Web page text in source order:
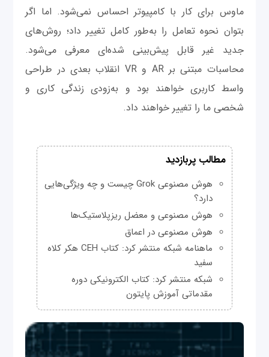
ماوس برای کار با کامپیوتر احساس نمی‌شود. اما اگر
بتوان نحوه تعامل را به‌طور کامل تغییر داد؛ روش‌های
جدید غیر قابل پیش‌بینی شده‌ای معرفی می‌شود.
محاسبات مبتنی بر AR و VR انقلاب بعدی در طراحی
واسط کاربری خواهند بود و به‌زودی زندگی کاری و
شخصی ما را تغییر خواهند داد.
مطالب پربازدید
هوش مصنوعی Grok چیست و چه ویژگی‌هایی
دارد؟
هوش مصنوعی و معضل ریزپلاستیک‌ها
هوش مصنوعی در اعماق
ماهنامه شبکه منتشر کرد: کتاب CEH هکر کلاه
سفید
شبکه منتشر کرد: کتاب الکترونیکی دوره
مقدماتی آموزش پایتون